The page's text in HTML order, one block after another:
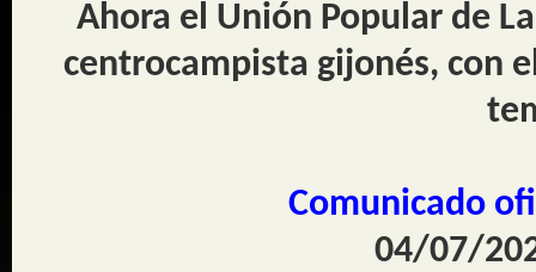
Ahora el Unión Popular de
centrocampista gijonés, con
Comunicado
04/07/